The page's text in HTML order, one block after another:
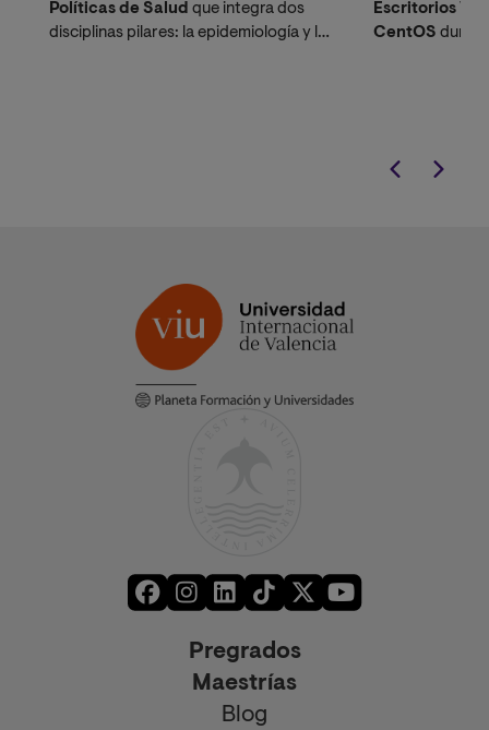
Políticas de Salud que integra dos
disciplinas pilares: la epidemiología y la
Escritorios
CentOS
Pregrados
Maestrías
Blog